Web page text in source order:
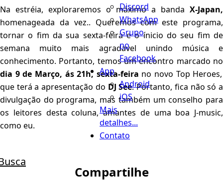
Discord
WhatsApp
Grupo
no
Facebook
App
Android
iOS
Mais
detalhes...
Contato
Na estréia, exploraremos o máximo a banda X-Japan,
homenageada da vez.. Queremos com este programa,
tornar o fim da sua sexta-feira e o ínicio do seu fim de
semana muito mais agradavel unindo música e
conhecimento. Portanto, temos um encontro marcado no
dia 9 de Março, ás 21h, sexta-feira no novo Top Heroes,
que terá a apresentação do DJ See. Portanto, fica não só a
divulgação do programa, mas também um conselho para
os leitores desta coluna, amantes de uma boa J-music,
como eu.
Compartilhe